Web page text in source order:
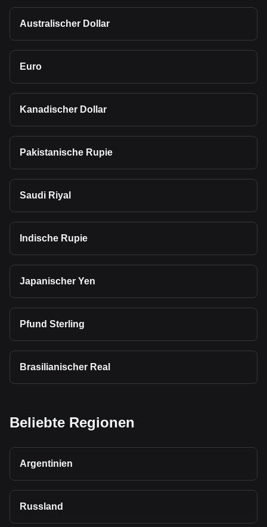
Australischer Dollar
Euro
Kanadischer Dollar
Pakistanische Rupie
Saudi Riyal
Indische Rupie
Japanischer Yen
Pfund Sterling
Brasilianischer Real
Beliebte Regionen
Argentinien
Russland